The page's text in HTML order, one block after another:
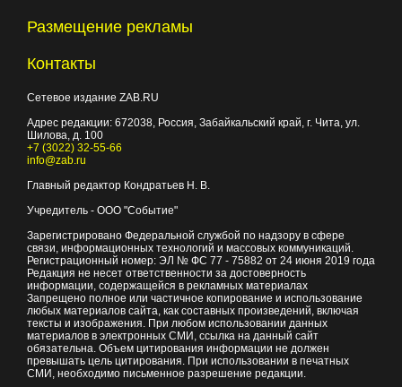
Размещение рекламы
Контакты
Сетевое издание ZAB.RU
Адрес редакции: 672038, Россия, Забайкальский край, г. Чита, ул.
Шилова, д. 100
+7 (3022) 32-55-66
info@zab.ru
Главный редактор Кондратьев Н. В.
Учредитель - ООО "Событие"
Зарегистрировано Федеральной службой по надзору в сфере
связи, информационных технологий и массовых коммуникаций.
Регистрационный номер: ЭЛ № ФС 77 - 75882 от 24 июня 2019 года
Редакция не несет ответственности за достоверность
информации, содержащейся в рекламных материалах
Запрещено полное или частичное копирование и использование
любых материалов сайта, как составных произведений, включая
тексты и изображения. При любом использовании данных
материалов в электронных СМИ, ссылка на данный сайт
обязательна. Объем цитирования информации не должен
превышать цель цитирования. При использовании в печатных
СМИ, необходимо письменное разрешение редакции.